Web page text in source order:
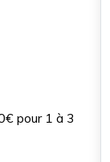
pour 1 à 3